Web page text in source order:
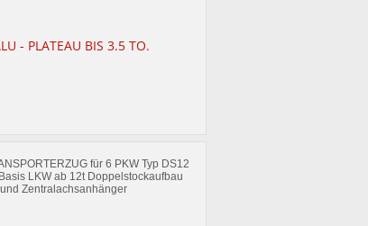
- PLATEAU BIS 3.5 TO.